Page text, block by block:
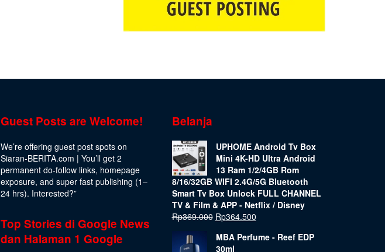
Guest Posts are Welcome!
We’re offering guest post spots on
Siaran-BERITA.com | You’ll get 2
permanent do-follow links, homepage
exposure, and super fast publishing (1–
24 hrs). Interested?”
Top Stories di Google News
dan Halaman 1 Google
Belanja
UPHOME Android Tv Box
Mini 4K-HD Ultra Android
13 Ram 1/2/4GB Rom
8/16/32GB WIFI 2.4G/5G Bluetooth
Smart Tv Box Unlock FULL CHANNEL
TV & Film & APP - Netflix / Disney
Rp369.000 Rp364.500
MBA Perfume - Reef EDP
30ml